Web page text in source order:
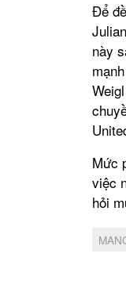
Để
này
Mức
việc
hỏi